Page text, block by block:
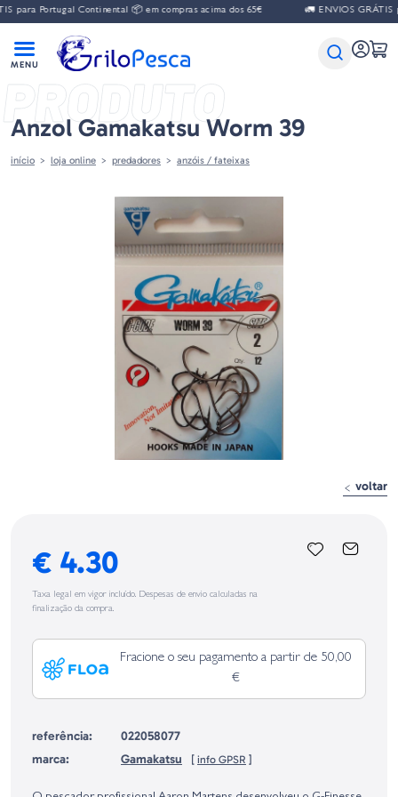
para Portugal Continental 📦 em compras acima dos 65€ 🚛 ENVIOS GRÁTIS
PRODUTO
Anzol Gamakatsu Worm 39
início loja online predadores anzóis / fateixas
voltar
€ 4.30
Taxa legal em vigor incluído. Despesas de envio calculadas na
finalização da compra.
Fracione o seu pagamento a partir de 50,00
€
referência:
022058077
marca:
Gamakatsu [ info GPSR ]